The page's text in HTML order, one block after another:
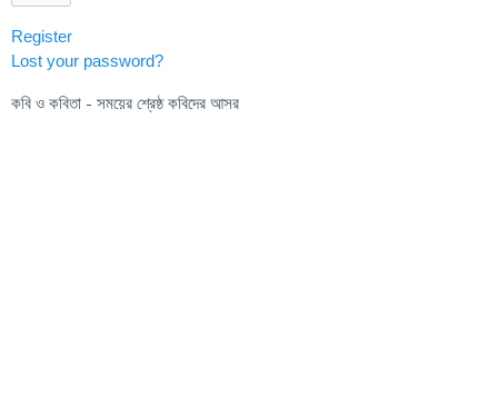
Register
Lost your password?
কবি ও কবিতা - সময়ের শ্রেষ্ঠ কবিদের আসর